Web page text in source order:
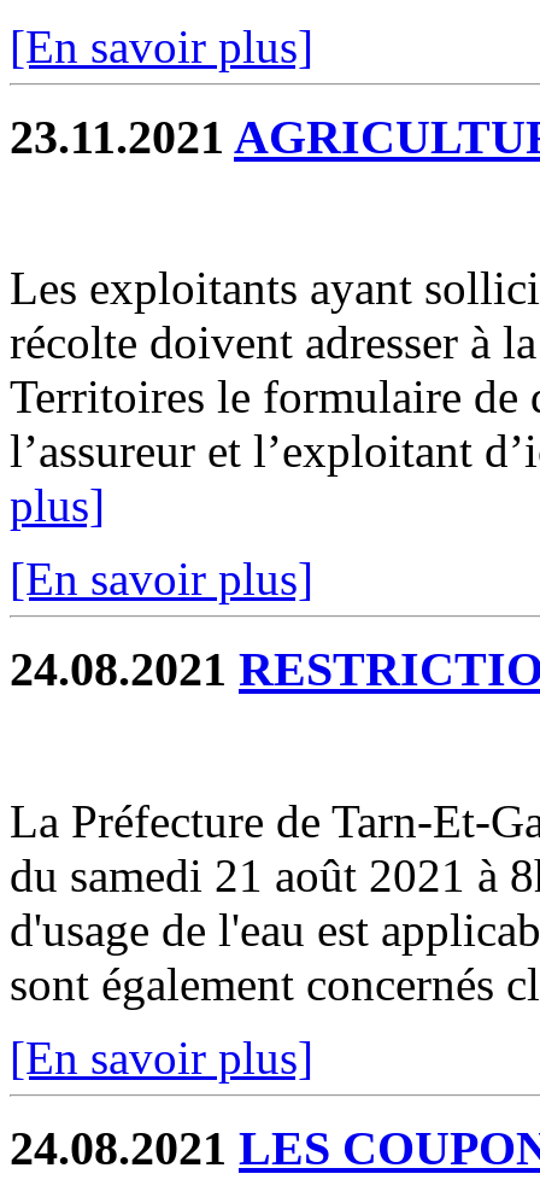
[En savoir plus]
23.11.2021
Les exploitants ayant
récolte doivent adresser à
Territoires le formulaire de
l’assureur et l’exploitant
plus]
[En savoir plus]
24.08.2021
La Préfecture de Tarn-Et-
du samedi 21 août 2021 à
d'usage de l'eau est
sont également concernés
[En savoir plus]
24.08.2021 LES